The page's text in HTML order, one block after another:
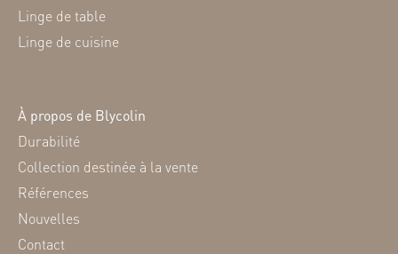
Linge de table
Linge de cuisine
À propos de Blycolin
Durabilité
Collection destinée à la vente
Références
Nouvelles
Contact